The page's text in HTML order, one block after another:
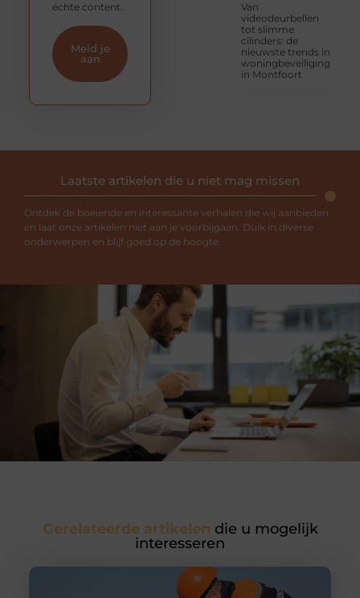
Van
videodeurbellen
tot slimme
cilinders: de
nieuwste trends in
woningbeveiliging
in Montfoort
échte content.
Meld je
aan
Laatste artikelen die u niet mag missen
Ontdek de boeiende en interessante verhalen die wij aanbieden
en laat onze artikelen niet aan je voorbijgaan. Duik in diverse
onderwerpen en blijf goed op de hoogte.
Gerelateerde artikelen die u mogelijk
interesseren